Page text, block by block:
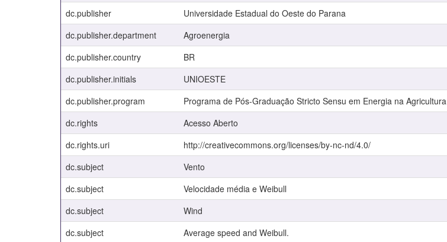
dc.publisher
Universidade Estadual do Oeste do Parana
dc.publisher.department
Agroenergia
dc.publisher.country
BR
dc.publisher.initials
UNIOESTE
dc.publisher.program
Programa de Pós-Graduação Stricto Sensu em Energia na Agricultura
dc.rights
Acesso Aberto
dc.rights.uri
http://creativecommons.org/licenses/by-nc-nd/4.0/
dc.subject
Vento
dc.subject
Velocidade média e Weibull
dc.subject
Wind
dc.subject
Average speed and Weibull.